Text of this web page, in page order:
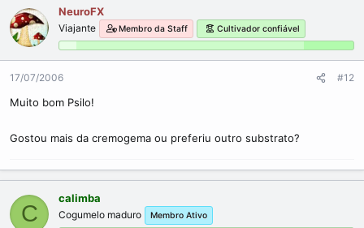
NeuroFX
Viajante Membro da Staff Cultivador confiável
17/07/2006 #12
Muito bom Psilo!
Gostou mais da cremogema ou preferiu outro substrato?
C
calimba
Cogumelo maduro Membro Ativo